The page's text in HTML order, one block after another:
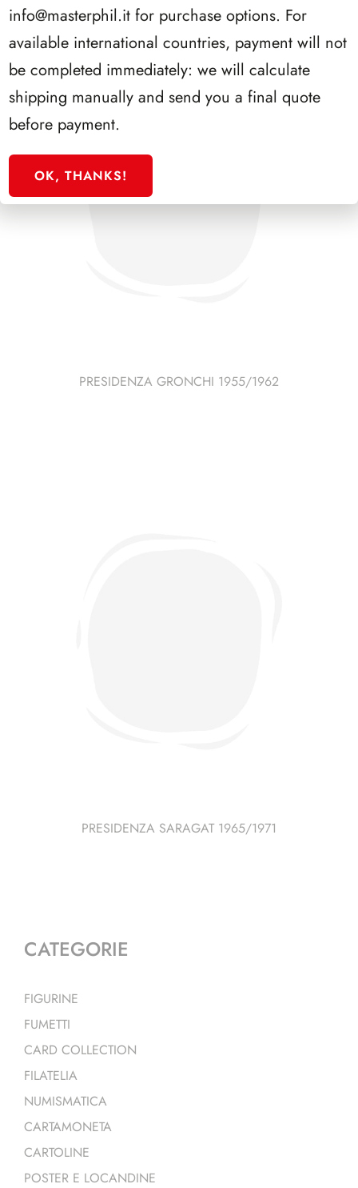
PRESIDENZA GRONCHI 1955/1962
PRESIDENZA SARAGAT 1965/1971
CATEGORIE
FIGURINE
FUMETTI
CARD COLLECTION
FILATELIA
NUMISMATICA
CARTAMONETA
CARTOLINE
POSTER E LOCANDINE
info@masterphil.it for purchase options. For
available international countries, payment will not
be completed immediately: we will calculate
shipping manually and send you a final quote
before payment.
OK, THANKS!